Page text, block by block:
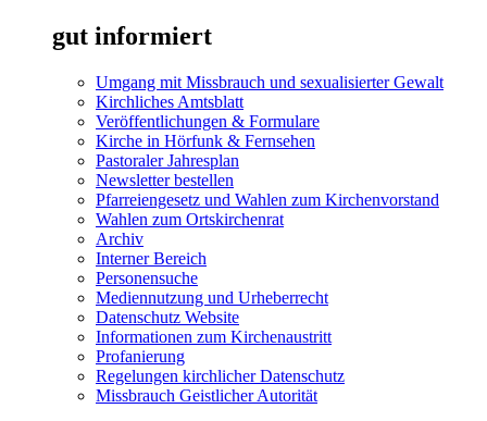
gut informiert
Umgang mit Missbrauch und sexualisierter Gewalt
Kirchliches Amtsblatt
Veröffentlichungen & Formulare
Kirche in Hörfunk & Fernsehen
Pastoraler Jahresplan
Newsletter bestellen
Pfarreiengesetz und Wahlen zum Kirchenvorstand
Wahlen zum Ortskirchenrat
Archiv
Interner Bereich
Personensuche
Mediennutzung und Urheberrecht
Datenschutz Website
Informationen zum Kirchenaustritt
Profanierung
Regelungen kirchlicher Datenschutz
Missbrauch Geistlicher Autorität